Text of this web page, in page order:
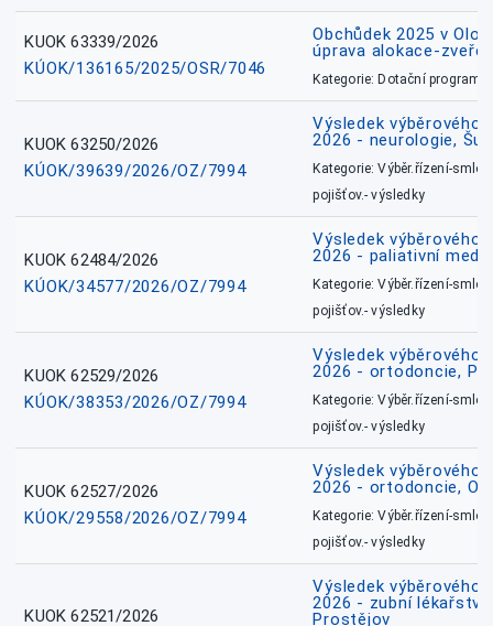
KUOK 63339/2026
KÚOK/136165/2025/OSR/7046
Obchůdek 2025 v
úprava alokace-
Kategorie: Dotační
KUOK 63250/2026
KÚOK/39639/2026/OZ/7994
Výsledek výběrového
2026 - neurologie,
Kategorie: Výběr.řízení-
pojišťov.- výsledky
KUOK 62484/2026
KÚOK/34577/2026/OZ/7994
Výsledek výběrového
2026 - paliativní
Kategorie: Výběr.řízení-
pojišťov.- výsledky
KUOK 62529/2026
KÚOK/38353/2026/OZ/7994
Výsledek výběrového
2026 - ortodoncie,
Kategorie: Výběr.řízení-
pojišťov.- výsledky
KUOK 62527/2026
KÚOK/29558/2026/OZ/7994
Výsledek výběrového
2026 - ortodoncie,
Kategorie: Výběr.řízení-
pojišťov.- výsledky
KUOK 62521/2026
Výsledek výběrového
2026 - zubní
Prostějov